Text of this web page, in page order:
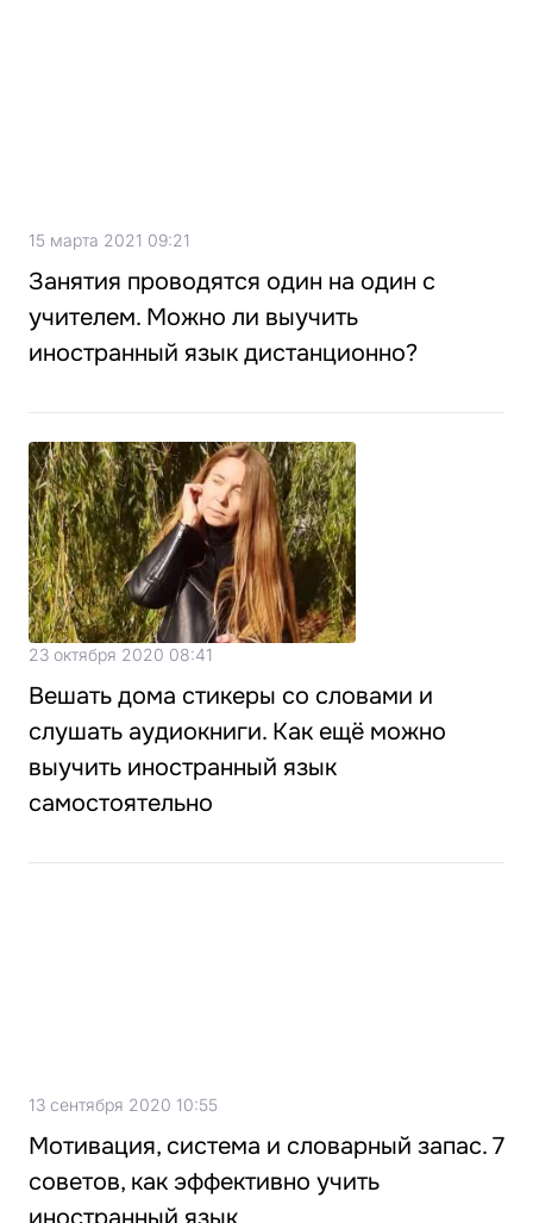
15 марта 2021 09:21
Занятия проводятся один на один с
учителем. Можно ли выучить
иностранный язык дистанционно?
23 октября 2020 08:41
Вешать дома стикеры со словами и
слушать аудиокниги. Как ещё можно
выучить иностранный язык
самостоятельно
13 сентября 2020 10:55
Мотивация, система и словарный запас. 7
советов, как эффективно учить